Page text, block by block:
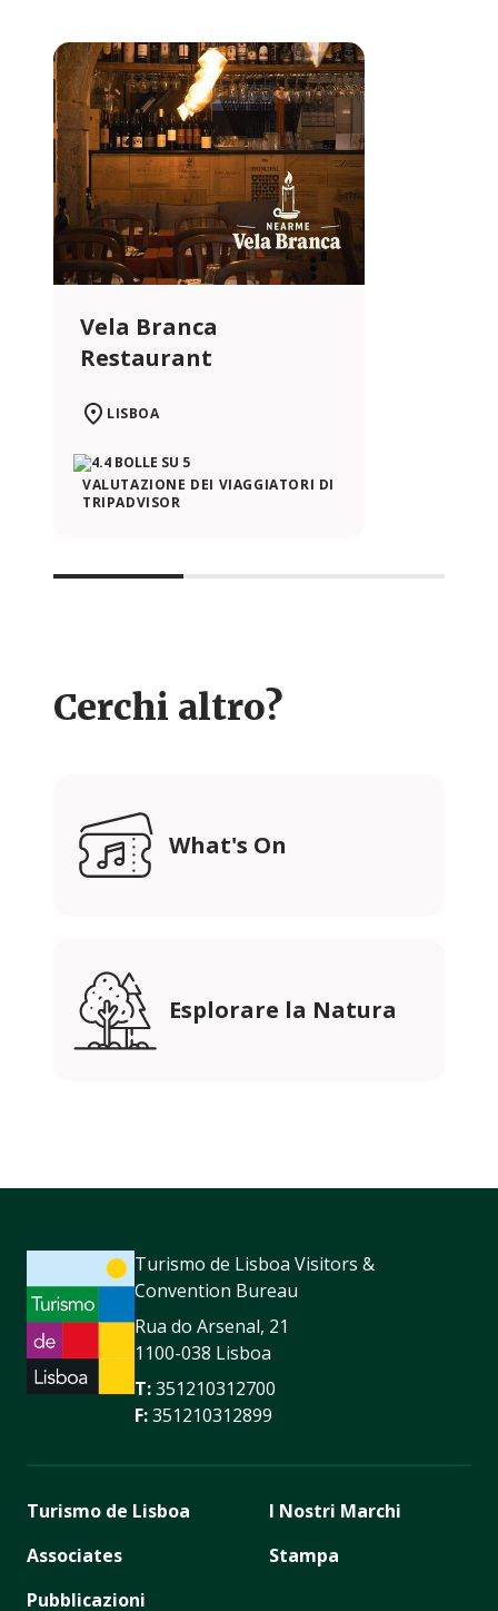
Vela Branca
Restaurant
LISBOA
VALUTAZIONE DEI VIAGGIATORI DI
TRIPADVISOR
Cerchi altro?
What's On
Esplorare la Natura
Turismo de Lisboa Visitors &
Convention Bureau
Rua do Arsenal, 21
1100-038 Lisboa
T:351210312700
F:351210312899
Turismo de Lisboa
Associates
Pubblicazioni
I Nostri Marchi
Stampa